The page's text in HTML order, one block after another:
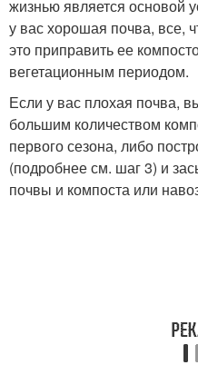
жизнью является основой
у вас хорошая почва, все,
это приправить ее
вегетационным периодом.
Если у вас плохая почва,
большим количеством
первого сезона, либо
(подробнее см. шаг 3) и
почвы и компоста или